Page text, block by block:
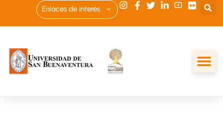
Enlaces de interés